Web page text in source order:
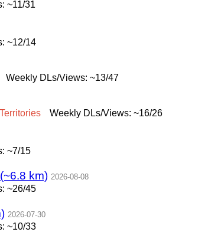
~11/31
~12/14
Weekly DLs/Views: ~13/47
Territories Weekly DLs/Views: ~16/26
~7/15
km) 2026-08-08
~26/45
2026-07-30
~10/33